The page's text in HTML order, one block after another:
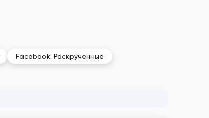
Facebook: Раскрученные